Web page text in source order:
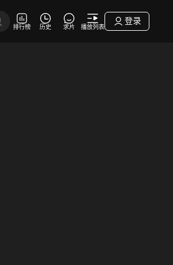
排行榜 历史 求片 播放列表
登录